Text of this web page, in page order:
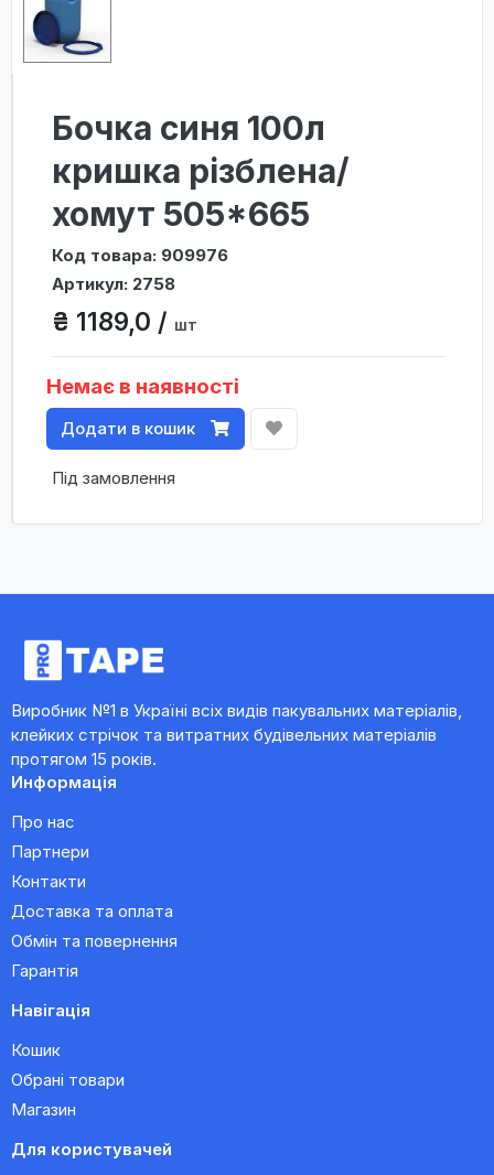
Бочка синя 100л
кришка різблена/
хомут 505*665
Код товара: 909976
Артикул: 2758
₴ 1189,0 / шт
Немає в наявності
Додати в кошик
Під замовлення
Виробник №1 в Україні всіх видів пакувальних матеріалів,
клейких стрічок та витратних будівельних матеріалів
протягом 15 років.
Информація
Про нас
Партнери
Контакти
Доставка та оплата
Обмін та повернення
Гарантія
Навігація
Кошик
Обрані товари
Магазин
Для користувачей